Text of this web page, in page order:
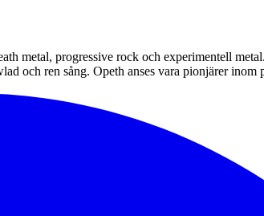
metal, progressive rock och experimentell
och ren sång. Opeth anses vara pionjärer inom